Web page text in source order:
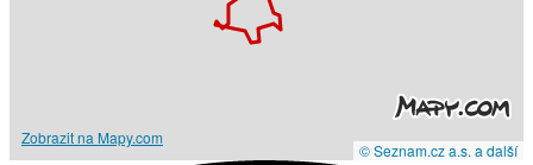
Zobrazit na Mapy.com
© Seznam.cz a.s. a další